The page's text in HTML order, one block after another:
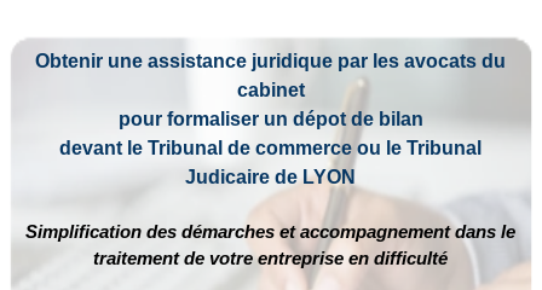
Obtenir une assistance juridique par les avocats du
cabinet
pour formaliser un dépot de bilan
devant le Tribunal de commerce ou le Tribunal
Judicaire de LYON
Simplification des démarches et accompagnement dans le
traitement de votre entreprise en difficulté